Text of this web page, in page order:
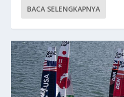
BACA SELENGKAPNYA